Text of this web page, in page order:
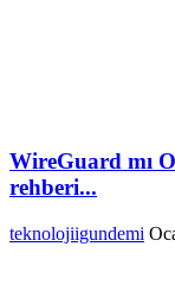
WireGuard mı
rehberi...
teknolojiigundemi